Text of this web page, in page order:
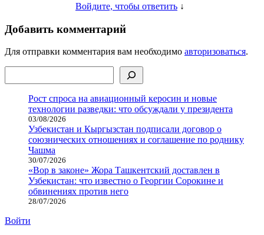
Войдите, чтобы ответить ↓
Добавить комментарий
Для отправки комментария вам необходимо авторизоваться.
Рост спроса на авиационный керосин и новые
технологии разведки: что обсуждали у президента
03/08/2026
Узбекистан и Кыргызстан подписали договор о
союзнических отношениях и соглашение по роднику
Чашма
30/07/2026
«Вор в законе» Жора Ташкентский доставлен в
Узбекистан: что известно о Георгии Сорокине и
обвинениях против него
28/07/2026
Войти